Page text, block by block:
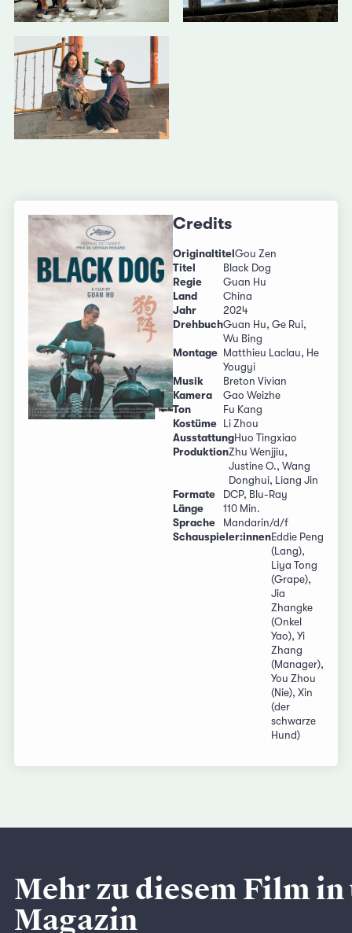
Credits
Originaltitel Gou Zen
Titel
Black Dog
Regie
Guan Hu
Land
China
Jahr
2024
DrehbuchGuan Hu, Ge Rui,
Wu Bing
Montage Matthieu Laclau, He
Yougyi
Musik
Breton Vivian
Kamera
Gao Weizhe
Ton
Fu Kang
Kostüme
Li Zhou
AusstattungHuo Tingxiao
ProduktionZhu Wenjjiu,
Justine O., Wang
Donghui, Liang Jin
Formate
DCP, Blu-Ray
Länge
110 Min.
Sprache
Mandarin/d/f
Schauspieler:innenEddie Peng
(Lang),
Liya Tong
(Grape),
Jia
Zhangke
(Onkel
Yao), Yi
Zhang
(Manager),
You Zhou
(Nie), Xin
(der
schwarze
Hund)
Mehr zu diesem Film in
Magazin